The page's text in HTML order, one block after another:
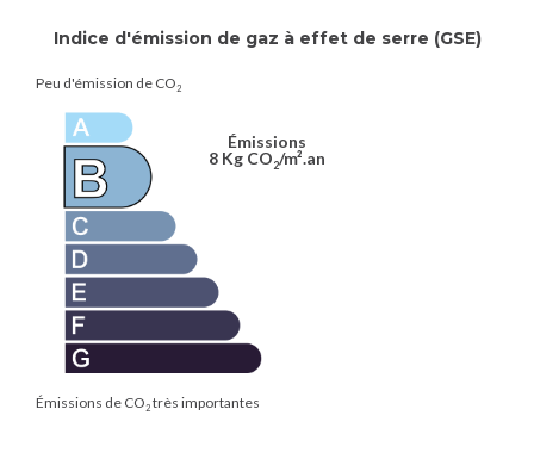
Indice d'émission de gaz à effet de serre (GSE)
Peu d'émission de CO2
Émissions de CO2 très importantes
Émissions
8 Kg CO2/m².an